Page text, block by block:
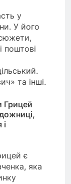
у
У його
поштові
та інші.
Грицей
є
яка